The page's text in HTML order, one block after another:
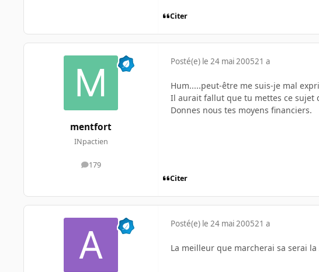
Citer
mentfort
INpactien
179
messages
Posté(e) le 24 mai 200521 a
Hum.....peut-être me suis-je mal
Il aurait fallut que tu mettes ce sujet
Donnes nous tes moyens financiers.
Citer
Posté(e) le 24 mai 200521 a
La meilleur que marcherai sa serai